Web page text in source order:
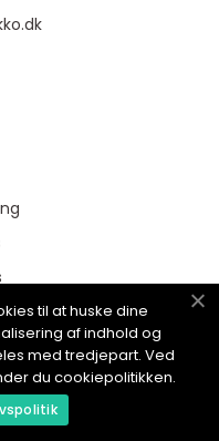
til at huske dine
af indhold og
med tredjepart. Ved
du cookiepolitikken.